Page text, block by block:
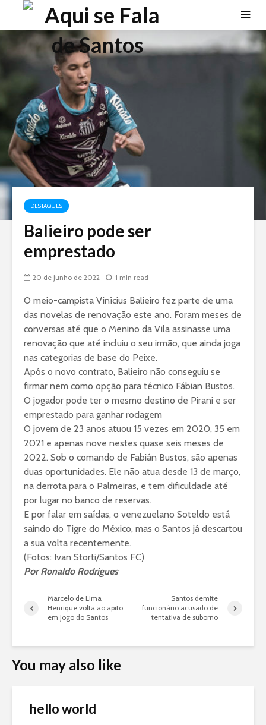
DESTAQUES
Balieiro pode ser
emprestado
20 de junho de 2022 1 min read
O meio-campista Vinícius Balieiro fez parte de uma
das novelas de renovação este ano. Foram meses de
conversas até que o Menino da Vila assinasse uma
renovação que até incluiu o seu irmão, que ainda joga
nas categorias de base do Peixe.
Após o novo contrato, Balieiro não conseguiu se
firmar nem como opção para técnico Fábian Bustos.
O jogador pode ter o mesmo destino de Pirani e ser
emprestado para ganhar rodagem
O jovem de 23 anos atuou 15 vezes em 2020, 35 em
2021 e apenas nove nestes quase seis meses de
2022. Sob o comando de Fabián Bustos, são apenas
duas oportunidades. Ele não atua desde 13 de março,
na derrota para o Palmeiras, e tem dificuldade até
por lugar no banco de reservas.
E por falar em saídas, o venezuelano Soteldo está
saindo do Tigre do México, mas o Santos já descartou
a sua volta recentemente.
(Fotos: Ivan Storti/Santos FC)
PorRonaldo Rodrigues
Marcelo de Lima
Henrique volta ao apito
em jogo do Santos
Santos demite
funcionário acusado de
tentativa de suborno
You may also like
hello world